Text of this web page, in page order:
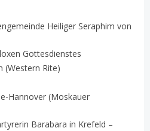
Heiliger Seraphim von
Gottesdienstes
(Western Rite)
Hannover (Moskauer
Barabara in Krefeld –